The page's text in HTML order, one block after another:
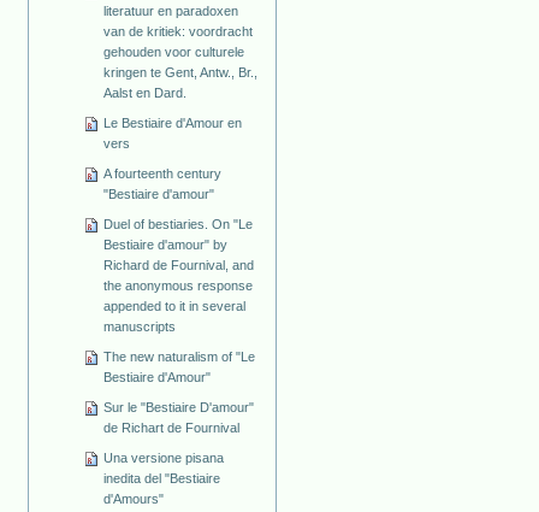
literatuur en paradoxen
van de kritiek: voordracht
gehouden voor culturele
kringen te Gent, Antw., Br.,
Aalst en Dard.
Le Bestiaire d'Amour en
vers
A fourteenth century
"Bestiaire d'amour"
Duel of bestiaries. On "Le
Bestiaire d'amour" by
Richard de Fournival, and
the anonymous response
appended to it in several
manuscripts
The new naturalism of "Le
Bestiaire d'Amour"
Sur le "Bestiaire D'amour"
de Richart de Fournival
Una versione pisana
inedita del "Bestiaire
d'Amours"